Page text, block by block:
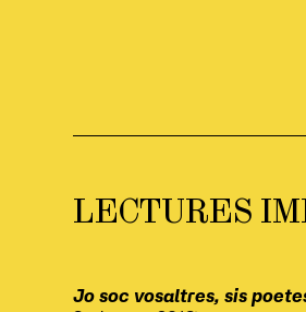
LECTURES
Jo soc vosaltres, sis